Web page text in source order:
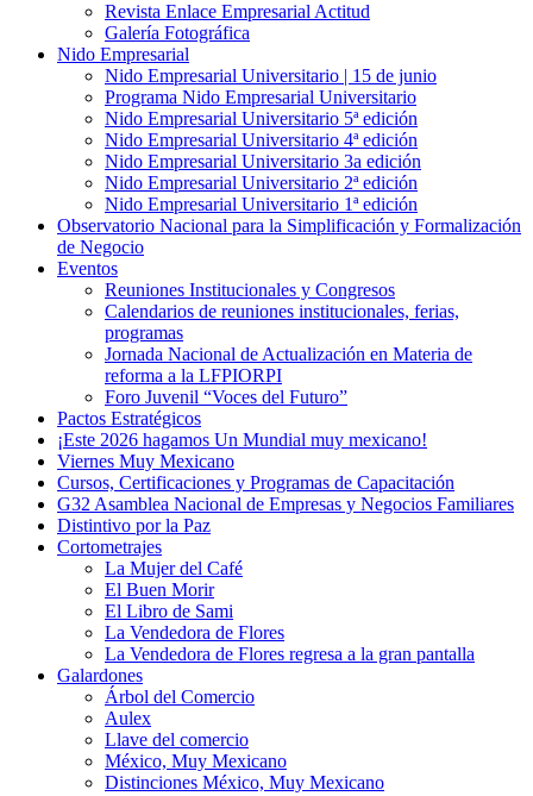
Revista Enlace Empresarial Actitud
Galería Fotográfica
Nido Empresarial
Nido Empresarial Universitario | 15 de junio
Programa Nido Empresarial Universitario
Nido Empresarial Universitario 5ª edición
Nido Empresarial Universitario 4ª edición
Nido Empresarial Universitario 3a edición
Nido Empresarial Universitario 2ª edición
Nido Empresarial Universitario 1ª edición
Observatorio Nacional para la Simplificación y Formalización
de Negocio
Eventos
Reuniones Institucionales y Congresos
Calendarios de reuniones institucionales, ferias,
programas
Jornada Nacional de Actualización en Materia de
reforma a la LFPIORPI
Foro Juvenil “Voces del Futuro”
Pactos Estratégicos
¡Este 2026 hagamos Un Mundial muy mexicano!
Viernes Muy Mexicano
Cursos, Certificaciones y Programas de Capacitación
G32 Asamblea Nacional de Empresas y Negocios Familiares
Distintivo por la Paz
Cortometrajes
La Mujer del Café
El Buen Morir
El Libro de Sami
La Vendedora de Flores
La Vendedora de Flores regresa a la gran pantalla
Galardones
Árbol del Comercio
Aulex
Llave del comercio
México, Muy Mexicano
Distinciones México, Muy Mexicano